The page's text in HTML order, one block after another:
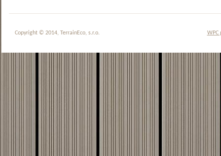
WPC
Copyright © 2014, TerrainEco, s.r.o.